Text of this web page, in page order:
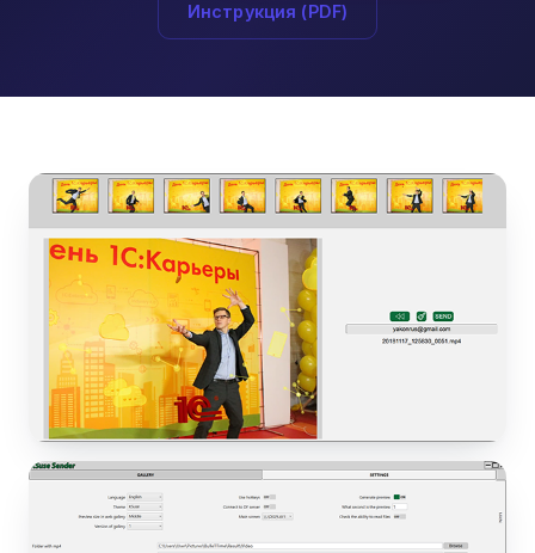
Инструкция (PDF)